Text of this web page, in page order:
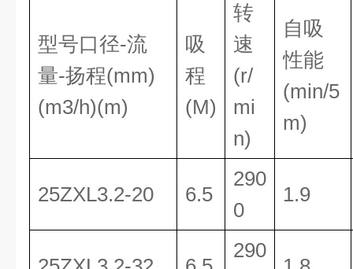
型号口径-流
量-扬程(mm)
(m3/h)(m)
吸
程
(M)
转
速
(r/
mi
n)
自吸
性能
(min/5
m)
25ZXL3.2-20 6.5
290
0
1.9
290